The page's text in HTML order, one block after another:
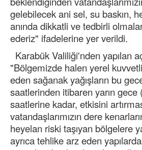
gelebilecek ani sel, su baskın,
anında dikkatli ve tedbirli
ederiz" ifadelerine yer verildi.
Karabük Valiliği'nden yapılan
"Bölgemizde halen yerel
eden sağanak yağışların bu
saatlerinden itibaren yarın gece
saatlerine kadar, etkisini
vatandaşlarımızın dere
heyelan riski taşıyan bölgelere
ayrıca tehlike arz eden